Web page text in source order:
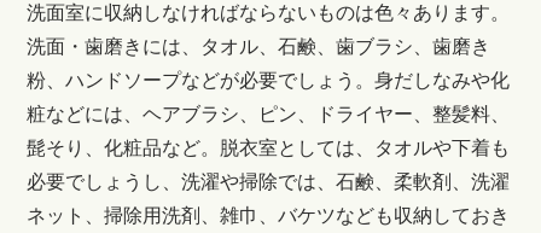
洗面室に収納しなければならないものは色々あります。
洗面・歯磨きには、タオル、石鹸、歯ブラシ、歯磨き
粉、ハンドソープなどが必要でしょう。身だしなみや化
粧などには、ヘアブラシ、ピン、ドライヤー、整髪料、
髭そり、化粧品など。脱衣室としては、タオルや下着も
必要でしょうし、洗濯や掃除では、石鹸、柔軟剤、洗濯
ネット、掃除用洗剤、雑巾、バケツなども収納しておき